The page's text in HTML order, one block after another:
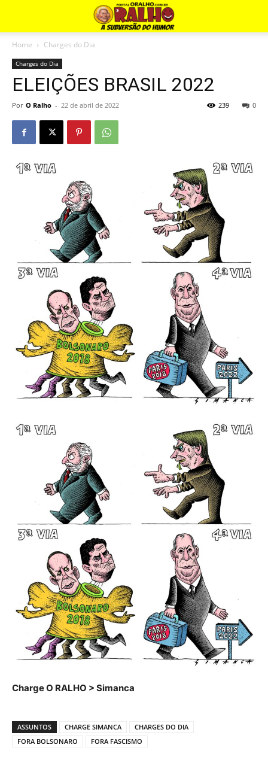
Home Charges do Dia
Charges do Dia
ELEIÇÕES BRASIL 2022
Por O Ralho - 22 de abril de 2022 0
239
Charge O RALHO > Simanca
ASSUNTOS CHARGE SIMANCA
CHARGES DO DIA
FORA BOLSONARO
FORA FASCISMO